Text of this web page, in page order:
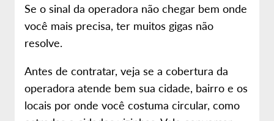
Se o sinal da operadora não chegar bem onde
você mais precisa, ter muitos gigas não
resolve.
Antes de contratar, veja se a cobertura da
operadora atende bem sua cidade, bairro e os
locais por onde você costuma circular, como